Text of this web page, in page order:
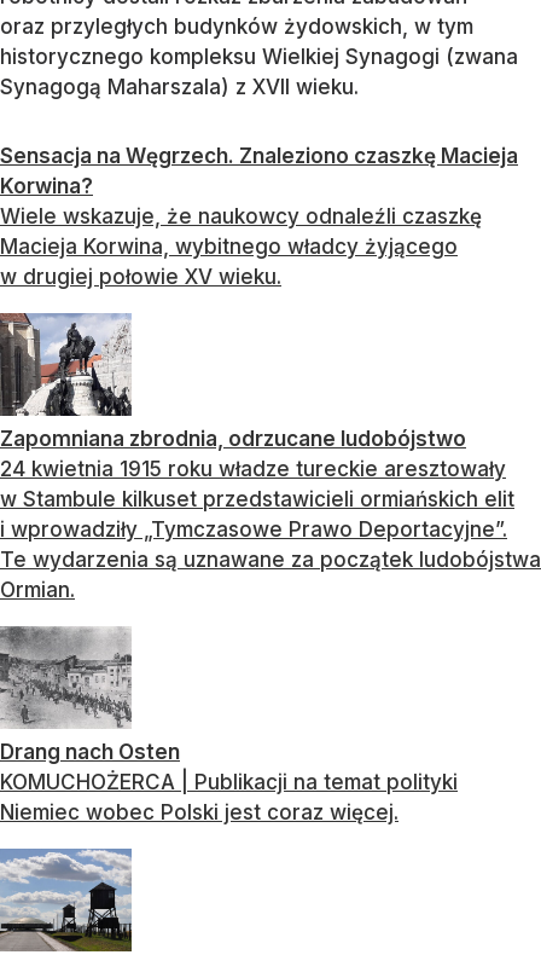
oraz przyległych budynków żydowskich, w tym
historycznego kompleksu Wielkiej Synagogi (zwana
Synagogą Maharszala) z XVII wieku.
Sensacja na Węgrzech. Znaleziono czaszkę Macieja
Korwina?
Wiele wskazuje, że naukowcy odnaleźli czaszkę
Macieja Korwina, wybitnego władcy żyjącego
w drugiej połowie XV wieku.
Zapomniana zbrodnia, odrzucane ludobójstwo
24 kwietnia 1915 roku władze tureckie aresztowały
w Stambule kilkuset przedstawicieli ormiańskich elit
i wprowadziły „Tymczasowe Prawo Deportacyjne”.
Te wydarzenia są uznawane za początek ludobójstwa
Ormian.
Drang nach Osten
KOMUCHOŻERCA | Publikacji na temat polityki
Niemiec wobec Polski jest coraz więcej.